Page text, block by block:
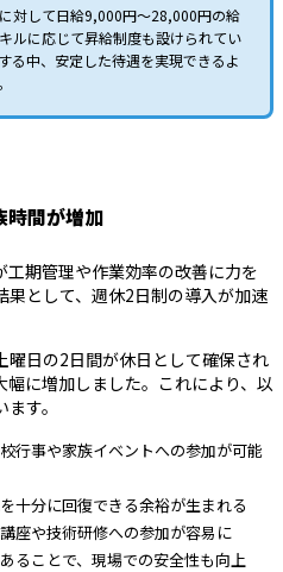
対して日給9,000円～28,000円の給
ルに応じて昇給制度も設けられてい
る中、安定した待遇を実現できるよ
間が増加
工期管理や作業効率の改善に力を
果として、週休2日制の導入が加速
曜日の2日間が休日として確保され
に増加しました。これにより、以
す。
行事や家族イベントへの参加が可能
十分に回復できる余裕が生まれる
講座や技術研修への参加が容易に
ることで、現場での安全性も向上